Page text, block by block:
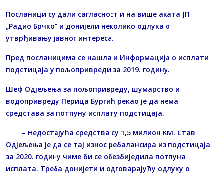
Посланици су дали сагласност и на више аката ЈП
„Радио Брчко“ и донијели неколико одлука о
утврђивању јавног интереса.
Пред посланицима се нашла и Информација о исплати
подстицаја у пољопривреди за 2019. годину.
Шеф Одјељења за пољопривреду, шумарство и
водопривреду Перица Бургић рекао је да нема
средстава за потпуну исплату подстицаја.
– Недостајућа средства су 1,5 милион КМ. Став
Одјељења је да се тај износ ребалансира из подстицаја
за 2020. годину чиме би се обезбиједила потпуна
исплата. Треба донијети и одговарајућу одлуку о